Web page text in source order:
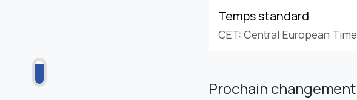
Temps standard
CET: Central European Time
Prochain changement